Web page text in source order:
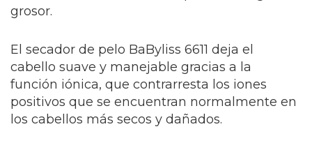
grosor.
El secador de pelo BaByliss 6611 deja el
cabello suave y manejable gracias a la
función iónica, que contrarresta los iones
positivos que se encuentran normalmente en
los cabellos más secos y dañados.